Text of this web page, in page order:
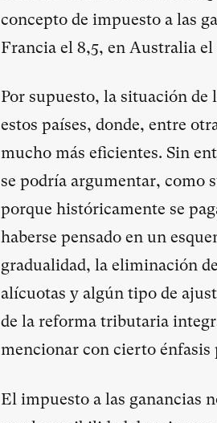
concepto de impuesto a las
Francia el 8,5, en Australia
Por supuesto, la situación de
estos países, donde, entre
mucho más eficientes. Sin
se podría argumentar, como
porque históricamente se
haberse pensado en un
gradualidad, la eliminación
alícuotas y algún tipo de
de la reforma tributaria
mencionar con cierto énfasis
El impuesto a las ganancias